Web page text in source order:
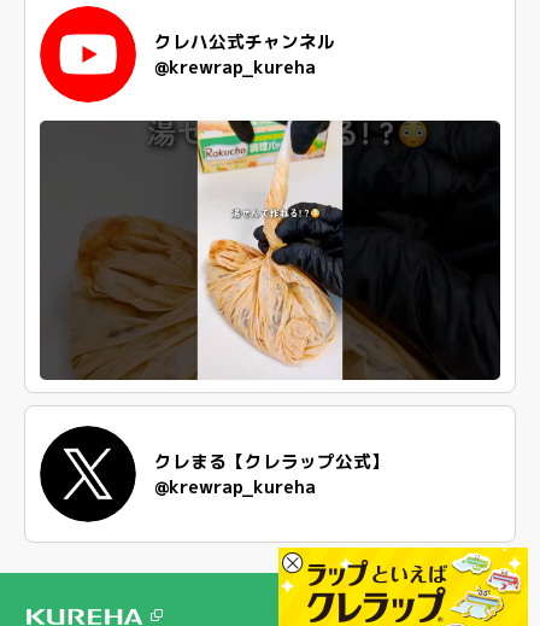
クレハ公式チャンネル
@krewrap_kureha
クレまる【クレラップ公式】
@krewrap_kureha